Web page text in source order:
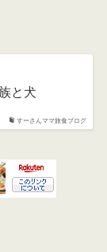
すーさんママ旅食ブログ
と犬